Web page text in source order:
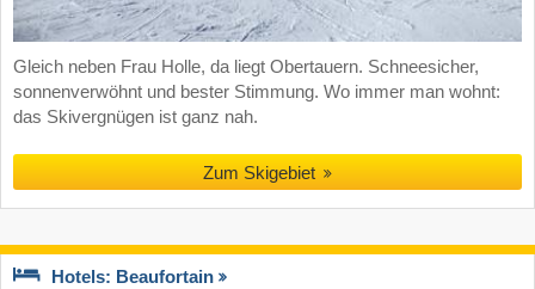
Gleich neben Frau Holle, da liegt Obertauern. Schneesicher,
sonnenverwöhnt und bester Stimmung. Wo immer man wohnt:
das Skivergnügen ist ganz nah.
Zum Skigebiet
Hotels: Beaufortain